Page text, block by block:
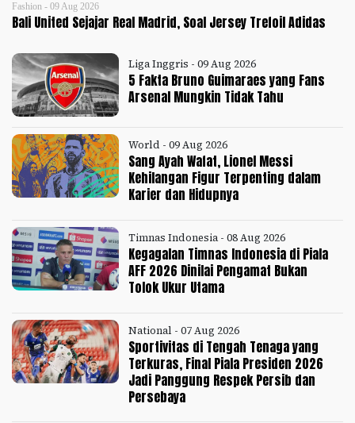
Fashion - 09 Aug 2026
Bali United Sejajar Real Madrid, Soal Jersey Trefoil Adidas
Liga Inggris - 09 Aug 2026
5 Fakta Bruno Guimaraes yang Fans
Arsenal Mungkin Tidak Tahu
World - 09 Aug 2026
Sang Ayah Wafat, Lionel Messi
Kehilangan Figur Terpenting dalam
Karier dan Hidupnya
Timnas Indonesia - 08 Aug 2026
Kegagalan Timnas Indonesia di Piala
AFF 2026 Dinilai Pengamat Bukan
Tolok Ukur Utama
National - 07 Aug 2026
Sportivitas di Tengah Tenaga yang
Terkuras, Final Piala Presiden 2026
Jadi Panggung Respek Persib dan
Persebaya